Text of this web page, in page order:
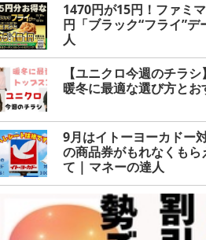
1470円が15円！ファミ
円「ブラック“フライ”
人
【ユニクロ今週のチラ
暖冬に最適な選び方と
9月はイトーヨーカドー
の商品券がもれなくも
て | マネーの達人